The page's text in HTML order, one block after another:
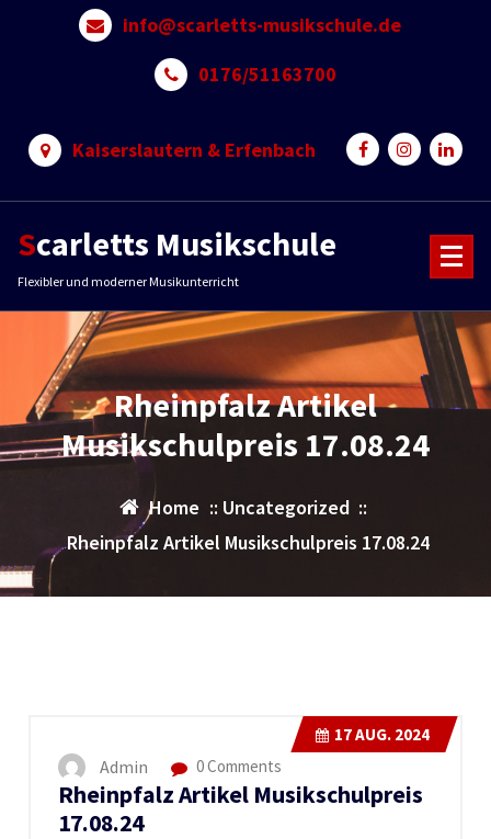
info@scarletts-musikschule.de
0176/51163700
Kaiserslautern & Erfenbach
Scarletts Musikschule
Flexibler und moderner Musikunterricht
Rheinpfalz Artikel
Musikschulpreis 17.08.24
Home :: Uncategorized ::
Rheinpfalz Artikel Musikschulpreis 17.08.24
17AUG. 2024
Admin 0 Comments
Rheinpfalz Artikel Musikschulpreis
17.08.24